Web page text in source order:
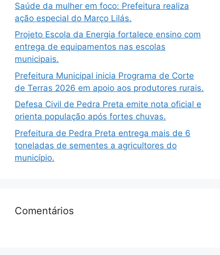
Saúde da mulher em foco: Prefeitura realiza
ação especial do Março Lilás.
Projeto Escola da Energia fortalece ensino com
entrega de equipamentos nas escolas
municipais.
Prefeitura Municipal inicia Programa de Corte
de Terras 2026 em apoio aos produtores rurais.
Defesa Civil de Pedra Preta emite nota oficial e
orienta população após fortes chuvas.
Prefeitura de Pedra Preta entrega mais de 6
toneladas de sementes a agricultores do
município.
Comentários